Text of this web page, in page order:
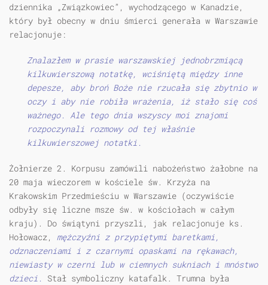
dziennika „Związkowiec”, wychodzącego w Kanadzie,
który był obecny w dniu śmierci generała w Warszawie
relacjonuje:
Znalazłem w prasie warszawskiej jednobrzmiącą
kilkuwierszową notatkę, wciśniętą między inne
depesze, aby broń Boże nie rzucała się zbytnio w
oczy i aby nie robiła wrażenia, iż stało się coś
ważnego. Ale tego dnia wszyscy moi znajomi
rozpoczynali rozmowy od tej właśnie
kilkuwierszowej notatki.
Żołnierze 2. Korpusu zamówili nabożeństwo żałobne na
20 maja wieczorem w kościele św. Krzyża na
Krakowskim Przedmieściu w Warszawie (oczywiście
odbyły się liczne msze św. w kościołach w całym
kraju). Do świątyni przyszli, jak relacjonuje ks.
Hołowacz, mężczyźni z przypiętymi baretkami,
odznaczeniami i z czarnymi opaskami na rękawach,
niewiasty w czerni lub w ciemnych sukniach i mnóstwo
dzieci. Stał symboliczny katafalk. Trumna była